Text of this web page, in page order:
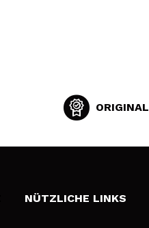
ORIGINAL
NÜTZLICHE LINKS